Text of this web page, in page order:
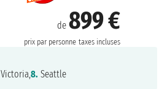
de899 €
prix par personne taxes incluses
Victoria,8. Seattle